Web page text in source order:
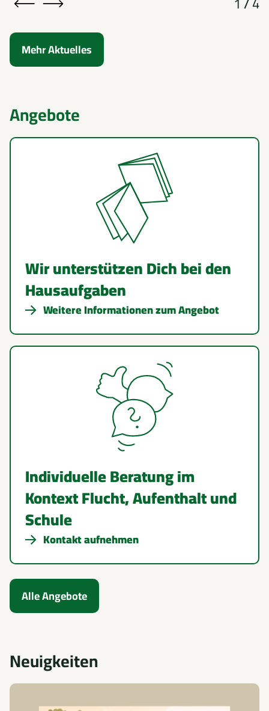
Mehr Aktuelles
Angebote
Wir unterstützen Dich bei den
Hausaufgaben
Weitere Informationen zum Angebot
Individuelle Beratung im
Kontext Flucht, Aufenthalt und
Schule
Kontakt aufnehmen
Alle Angebote
Neuigkeiten